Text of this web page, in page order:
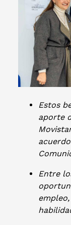
Estos
aporte
Entre